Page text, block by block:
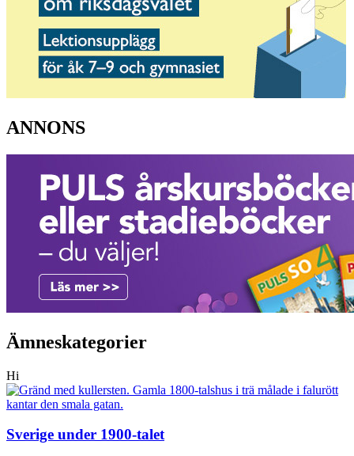
ANNONS
Ämneskategorier
Hi
Sverige under 1900-talet